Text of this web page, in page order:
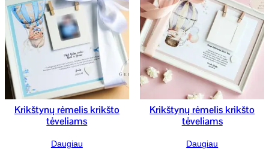
Krikštynų rėmelis krikšto
tėveliams
Daugiau
Krikštynų rėmelis krikšto
tėveliams
Daugiau